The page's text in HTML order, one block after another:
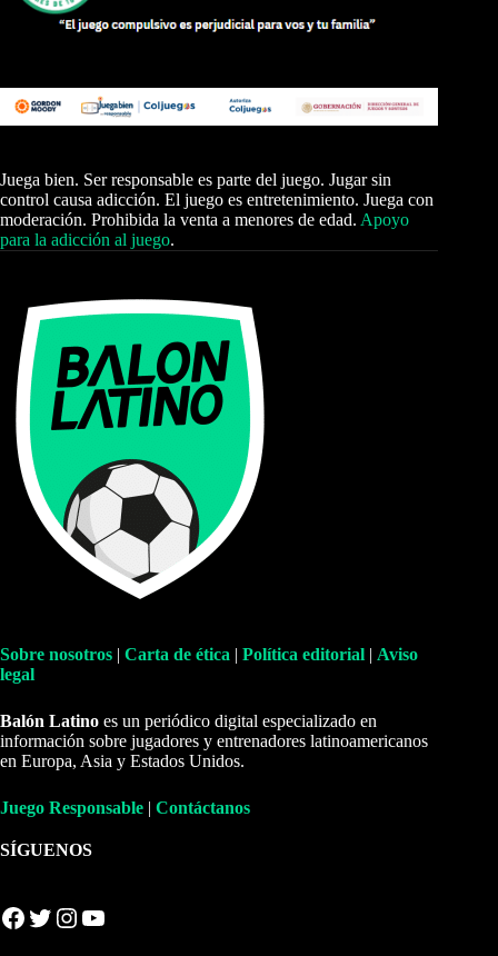
Juega bien. Ser responsable es parte del juego. Jugar sin
control causa adicción. El juego es entretenimiento. Juega con
moderación. Prohibida la venta a menores de edad. Apoyo
para la adicción al juego.
Sobre nosotros | Carta de ética | Política editorial | Aviso
legal
Balón Latino es un periódico digital especializado en
información sobre jugadores y entrenadores latinoamericanos
en Europa, Asia y Estados Unidos.
Juego Responsable | Contáctanos
SÍGUENOS
Facebook Twitter Instagram YouTube